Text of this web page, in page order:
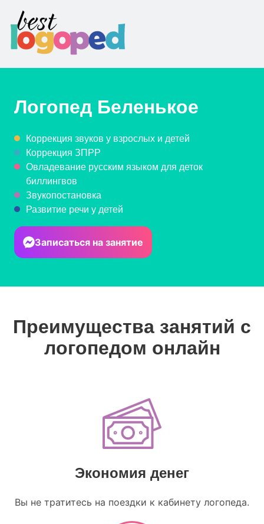
Логопед Беленькое
Коррекция звуков у взрослых и детей
Коррекция ЗПРР
Овладевание русским языком для деток
биллингвов
Звукопостановка
Развитие речи у детей
Записаться на занятие
Преимущества занятий с
логопедом онлайн
Экономия денег
Вы не тратитесь на поездки к кабинету логопеда.